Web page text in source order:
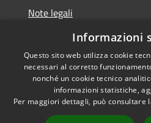
Note legali
Dichiarazione di accessibilità
Accessibilità
Informazioni
Questo sito web utilizza cookie
necessari al corretto
nonché un cookie tecnico
informazioni statistiche,
Per maggiori dettagli, può consultare